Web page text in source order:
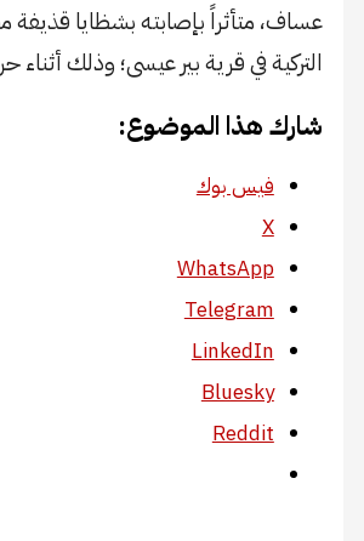
عساف، متأثراً بإصابته بشظايا قذيفة
التركية في قرية بير عيسى؛ وذلك أثناء
شارك هذا الموضوع:
فيس بوك
X
WhatsApp
Telegram
LinkedIn
Bluesky
Reddit